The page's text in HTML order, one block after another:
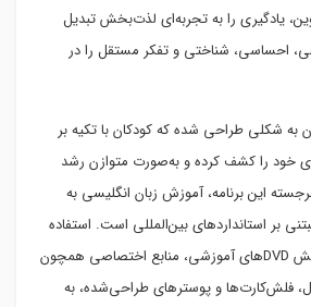
یادگیری را به تجربه‌ای لذت‌بخش تبدیل
احساسی، شناختی و تفکر مستقل را در
به شکلی طراحی شده که کودکان با تکیه بر
خود را کشف کرده و به‌صورت متوازن رشد
این برنامه، آموزش زبان انگلیسی به
بر استانداردهای بین‌المللی است. استفاده
از بازی‌های هدفمند، نمایش DVDهای آموزشی، منابع اختصاصی همچون
فلش‌کارت‌ها و پوسترهای طراحی‌شده، به